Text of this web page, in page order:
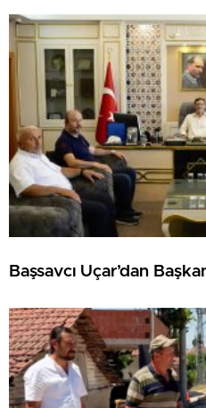
Başsavcı Uçar’dan